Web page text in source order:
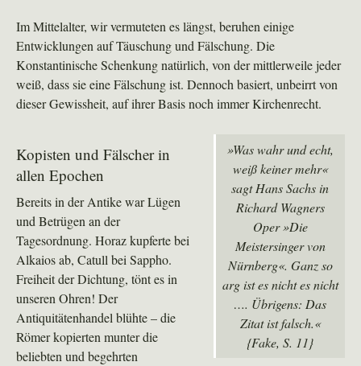
Im Mittelalter, wir vermuteten es längst, beruhen einige
Entwicklungen auf Täuschung und Fälschung. Die
Konstantinische Schenkung natürlich, von der mittlerweile jeder
weiß, dass sie eine Fälschung ist. Dennoch basiert, unbeirrt von
dieser Gewissheit, auf ihrer Basis noch immer Kirchenrecht.
»Was wahr und echt,
weiß keiner mehr«
sagt Hans Sachs in
Richard Wagners
Oper »Die
Meistersinger von
Nürnberg«. Ganz so
arg ist es nicht es nicht
…. Übrigens: Das
Zitat ist falsch.«
{Fake, S. 11}
Kopisten und Fälscher in
allen Epochen
Bereits in der Antike war Lügen
und Betrügen an der
Tagesordnung. Horaz kupferte bei
Alkaios ab, Catull bei Sappho.
Freiheit der Dichtung, tönt es in
unseren Ohren! Der
Antiquitätenhandel blühte – die
Römer kopierten munter die
beliebten und begehrten